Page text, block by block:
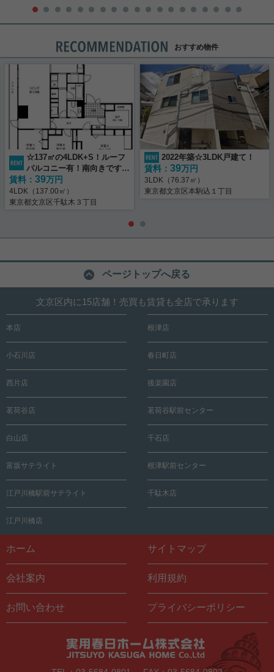
おすすめ物件
☆137㎡の4LDK+S！ルーフ
バルコニー有！南向きです！
☆
賃料： 39万円
4LDK（137.00㎡）
東京都文京区千駄木３丁目
2022年築☆3LDK戸建て！
賃料： 39万円
3LDK（76.37㎡）
東京都文京区本駒込１丁目
ページトップへ戻る
文京区内に15店舗！売買も賃貸も全店で承ります
本店 根津店
小石川店 春日町店
西片店 後楽園店
茗荷谷店 茗荷谷駅前センター
白山店 千石店
富坂サテライト 根津駅前センター
江戸川橋駅前サテライト 千駄木店
江戸川橋店
ホーム サイトマップ
会社案内 利用規約
お問い合わせ プライバシーポリシー